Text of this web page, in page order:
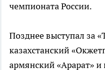
чемпионата России.
Позднее выступал за
казахстанский
армянский «Арарат»